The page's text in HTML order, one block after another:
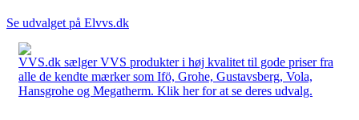
Se udvalget på Elvvs.dk
VVS.dk sælger VVS produkter i høj kvalitet til gode priser fra
alle de kendte mærker som Ifö, Grohe, Gustavsberg, Vola,
Hansgrohe og Megatherm. Klik her for at se deres udvalg.